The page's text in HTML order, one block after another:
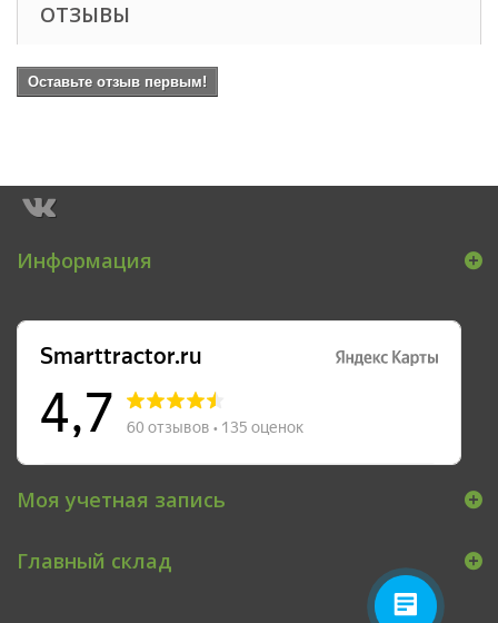
ОТЗЫВЫ
Оставьте отзыв первым!
Информация
Моя учетная запись
Главный склад